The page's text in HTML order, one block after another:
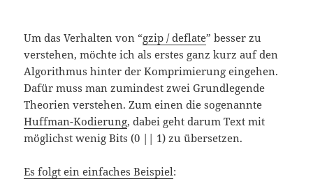
Um das Verhalten von “gzip / deflate” besser zu
verstehen, möchte ich als erstes ganz kurz auf den
Algorithmus hinter der Komprimierung eingehen.
Dafür muss man zumindest zwei Grundlegende
Theorien verstehen. Zum einen die sogenannte
Huffman-Kodierung, dabei geht darum Text mit
möglichst wenig Bits (0 || 1) zu übersetzen.
Es folgt ein einfaches Beispiel: